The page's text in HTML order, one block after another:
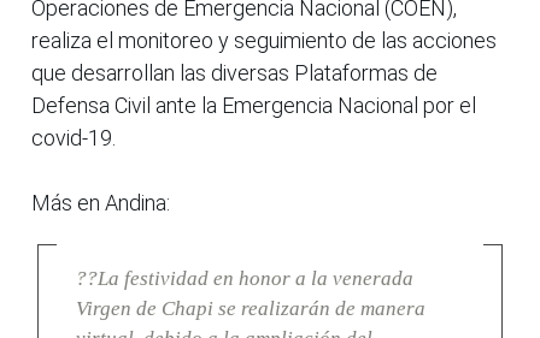
Operaciones de Emergencia Nacional (COEN),
realiza el monitoreo y seguimiento de las acciones
que desarrollan las diversas Plataformas de
Defensa Civil ante la Emergencia Nacional por el
covid-19.
Más en Andina:
??La festividad en honor a la venerada
Virgen de Chapi se realizarán de manera